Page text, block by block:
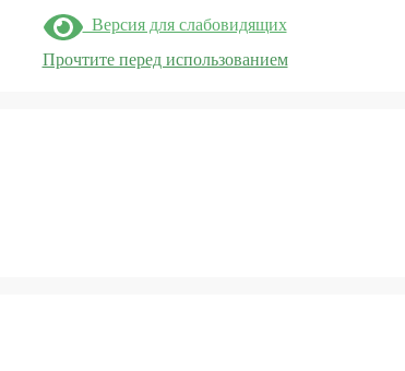
Версия для слабовидящих
Прочтите перед использованием